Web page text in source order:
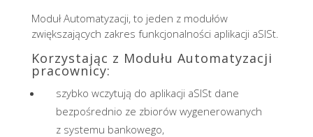
Moduł Automatyzacji, to jeden z modułów
zwiększających zakres funkcjonalności aplikacji aSISt.
Korzystając z Modułu Automatyzacji
pracownicy:
szybko wczytują do aplikacji aSISt dane
bezpośrednio ze zbiorów wygenerowanych
z systemu bankowego,